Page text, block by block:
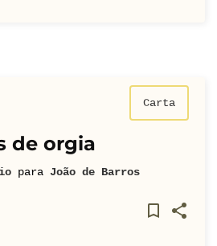
Carta
de orgia
para João de Barros